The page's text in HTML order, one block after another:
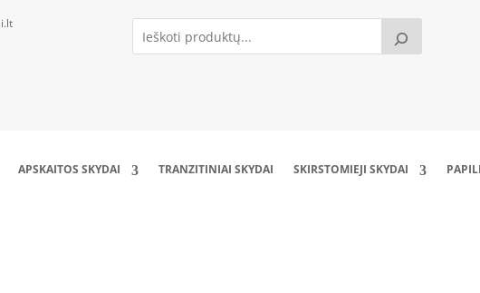
APSKAITOS SKYDAI TRANZITINIAI SKYDAI SKIRSTOMIEJI SKYDAI